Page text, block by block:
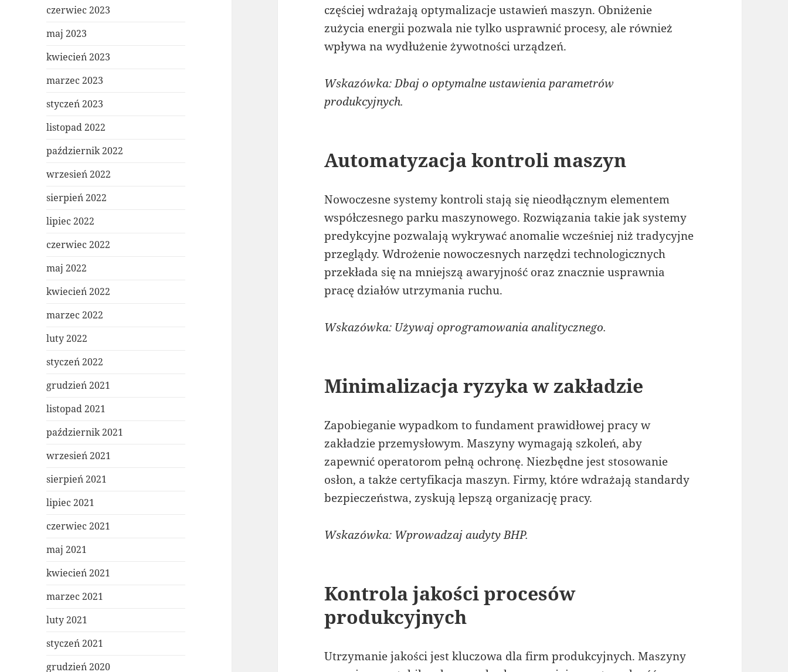
czerwiec 2023
maj 2023
kwiecień 2023
marzec 2023
styczeń 2023
listopad 2022
październik 2022
wrzesień 2022
sierpień 2022
lipiec 2022
czerwiec 2022
maj 2022
kwiecień 2022
marzec 2022
luty 2022
styczeń 2022
grudzień 2021
listopad 2021
październik 2021
wrzesień 2021
sierpień 2021
lipiec 2021
czerwiec 2021
maj 2021
kwiecień 2021
marzec 2021
luty 2021
styczeń 2021
grudzień 2020
częściej wdrażają optymalizacje ustawień maszyn. Obniżenie
zużycia energii pozwala nie tylko usprawnić procesy, ale również
wpływa na wydłużenie żywotności urządzeń.
Wskazówka: Dbaj o optymalne ustawienia parametrów
produkcyjnych.
Automatyzacja kontroli maszyn
Nowoczesne systemy kontroli stają się nieodłącznym elementem
współczesnego parku maszynowego. Rozwiązania takie jak systemy
predykcyjne pozwalają wykrywać anomalie wcześniej niż tradycyjne
przeglądy. Wdrożenie nowoczesnych narzędzi technologicznych
przekłada się na mniejszą awaryjność oraz znacznie usprawnia
pracę działów utrzymania ruchu.
Wskazówka: Używaj oprogramowania analitycznego.
Minimalizacja ryzyka w zakładzie
Zapobieganie wypadkom to fundament prawidłowej pracy w
zakładzie przemysłowym. Maszyny wymagają szkoleń, aby
zapewnić operatorom pełną ochronę. Niezbędne jest stosowanie
osłon, a także certyfikacja maszyn. Firmy, które wdrażają standardy
bezpieczeństwa, zyskują lepszą organizację pracy.
Wskazówka: Wprowadzaj audyty BHP.
Kontrola jakości procesów
produkcyjnych
Utrzymanie jakości jest kluczowa dla firm produkcyjnych. Maszyny